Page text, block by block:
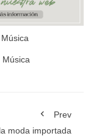
Música
Música
Prev
moda importada